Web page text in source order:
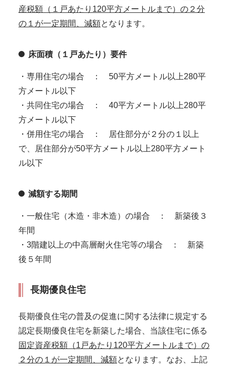
産税額（１戸あたり120平方メートルまで）の２分
の１が一定期間、減額となります。
床面積（１戸あたり）要件
・専用住宅の場合 ： 50平方メートル以上280平
方メートル以下
・共同住宅の場合 ： 40平方メートル以上280平
方メートル以下
・併用住宅の場合 ： 居住部分が２分の１以上
で、居住部分が50平方メートル以上280平方メート
ル以下
減額する期間
・一般住宅（木造・非木造）の場合 ： 新築後３
年間
・3階建以上の中高層耐火住宅等の場合 ： 新築
後５年間
長期優良住宅
長期優良住宅の普及の促進に関する法律に規定する
認定長期優良住宅を新築した場合、当該住宅に係る
固定資産税額（1戸あたり120平方メートルまで）の
２分の１が一定期間、減額となります。なお、上記